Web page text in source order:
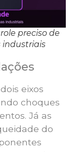
preciso de
industriais
eixos
choques
Já as
do